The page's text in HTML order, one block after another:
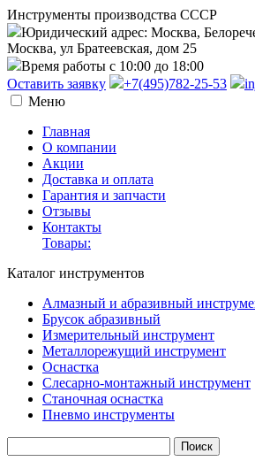
Инструменты производства СССР
Юридический адрес: Москва,
Москва, ул Братеевская, дом 25
Время работы с 10:00 до 18:00
Оставить заявку
+7(495)782-25-53
Меню
Главная
О компании
Акции
Доставка и оплата
Гарантия и запчасти
Отзывы
Контакты
Товары:
Каталог инструментов
Алмазный и абразивный
Брусок абразивный
Измерительный инструмент
Металлорежущий инструмент
Оснастка
Слесарно-монтажный инструмент
Станочная оснастка
Пневмо инструменты